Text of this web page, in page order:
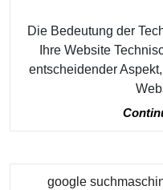
Die Bedeutung der
Ihre Website
entscheidender
google